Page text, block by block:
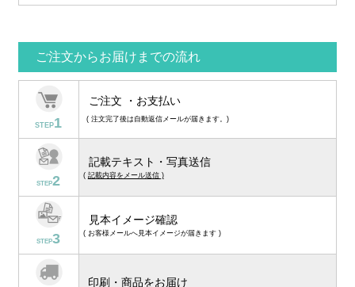
ご注文からお届けまでの流れ
STEP1
ご注文 ・お支払い
( 注文完了後は自動返信メールが届きます。)
STEP2
記載テキスト・写真送信
( 記載内容をメール送信 )
STEP3
見本イメージ確認
( お客様メールへ見本イメージが届きます )
印刷・商品をお届け